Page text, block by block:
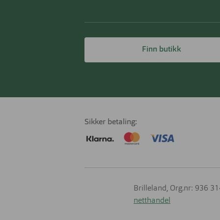
Finn butikk
Sikker betaling
Brilleland, Org.nr: 936
netthandel